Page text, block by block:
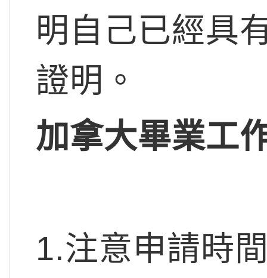
明自己已經具
證明。
加拿大畢業工
1.注意申請時